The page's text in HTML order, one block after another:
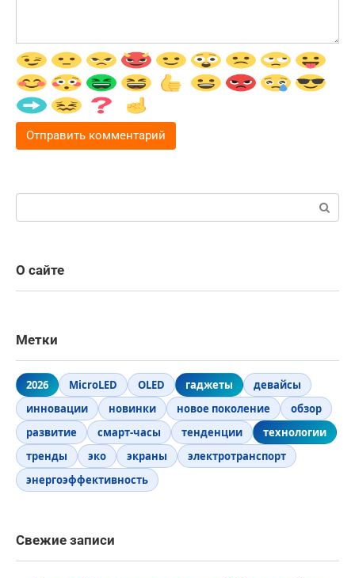
Поиск:
О сайте
Метки
2026 MicroLED OLED гаджеты
девайсы
инновации
новинки новое поколение
обзор
развитие
смарт-часы тенденции
технологии
тренды
эко экраны
электротранспорт
энергоэффективность
Свежие записи